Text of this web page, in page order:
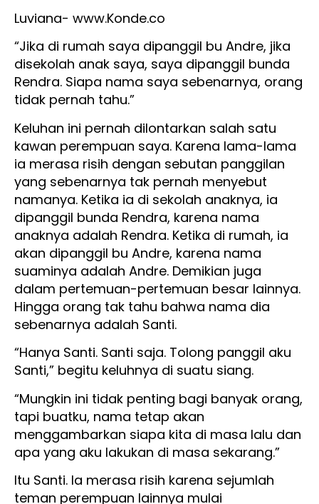
Luviana- www.Konde.co
“Jika di rumah saya dipanggil bu Andre, jika
disekolah anak saya, saya dipanggil bunda
Rendra. Siapa nama saya sebenarnya, orang
tidak pernah tahu.”
Keluhan ini pernah dilontarkan salah satu
kawan perempuan saya. Karena lama-lama
ia merasa risih dengan sebutan panggilan
yang sebenarnya tak pernah menyebut
namanya. Ketika ia di sekolah anaknya, ia
dipanggil bunda Rendra, karena nama
anaknya adalah Rendra. Ketika di rumah, ia
akan dipanggil bu Andre, karena nama
suaminya adalah Andre. Demikian juga
dalam pertemuan-pertemuan besar lainnya.
Hingga orang tak tahu bahwa nama dia
sebenarnya adalah Santi.
“Hanya Santi. Santi saja. Tolong panggil aku
Santi,” begitu keluhnya di suatu siang.
“Mungkin ini tidak penting bagi banyak orang,
tapi buatku, nama tetap akan
menggambarkan siapa kita di masa lalu dan
apa yang aku lakukan di masa sekarang.”
Itu Santi. Ia merasa risih karena sejumlah
teman perempuan lainnya mulai